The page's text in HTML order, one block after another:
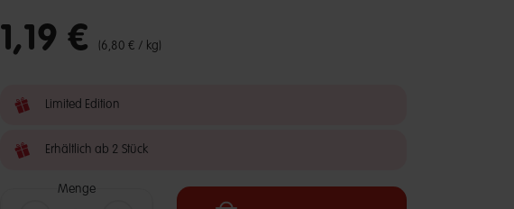
undefined out of 5 Customer Rating
1,19 € (6,80 € / kg)
Limited Edition
Erhältlich ab 2 Stück
Menge